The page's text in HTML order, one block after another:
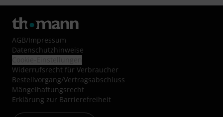
AGB/Impressum
Datenschutzhinweise
Widerrufsrecht für Verbraucher
Bestellvorgang/Vertragsabschluss
Mängelhaftungsrecht
Erklärung zur Barrierefreiheit